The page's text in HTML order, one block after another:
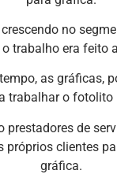
no
trabalho era feito
as gráficas,
trabalhar o fotolito
prestadores de
próprios clientes
gráfica.